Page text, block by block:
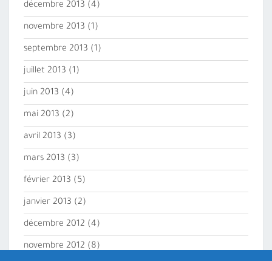
décembre 2013 (4)
novembre 2013 (1)
septembre 2013 (1)
juillet 2013 (1)
juin 2013 (4)
mai 2013 (2)
avril 2013 (3)
mars 2013 (3)
février 2013 (5)
janvier 2013 (2)
décembre 2012 (4)
novembre 2012 (8)